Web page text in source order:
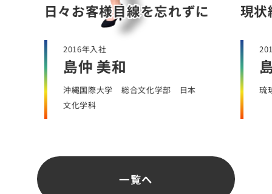
日々お客様目線を忘れずに
日々お客様目線を忘れずに
2016年入社
島仲 美和
沖縄国際大学 総合文化学部 日本
文化学科
現状
現状
琉
一覧へ